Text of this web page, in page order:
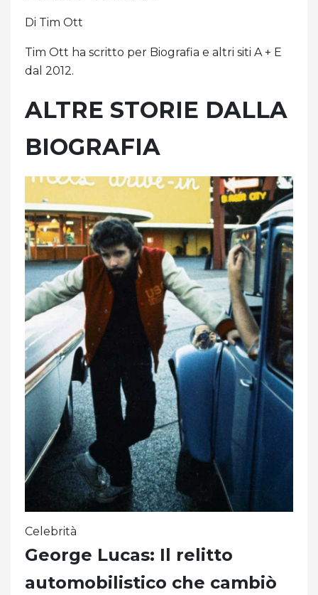
Di Tim Ott
Tim Ott ha scritto per Biografia e altri siti A + E
dal 2012.
ALTRE STORIE DALLA
BIOGRAFIA
Celebrità
George Lucas: Il relitto
automobilistico che cambiò